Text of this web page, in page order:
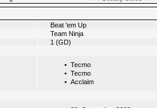
Beat 'em Up
Team Ninja
1 (GD)
• Tecmo
• Tecmo
• Acclaim